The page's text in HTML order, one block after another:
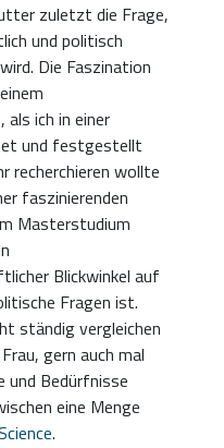
zuletzt die Frage,
und politisch
Die Faszination
als ich in einer
und festgestellt
recherchieren wollte
faszinierenden
Masterstudium
Blickwinkel auf
Fragen ist.
ständig vergleichen
gern auch mal
und Bedürfnisse
eine Menge
.